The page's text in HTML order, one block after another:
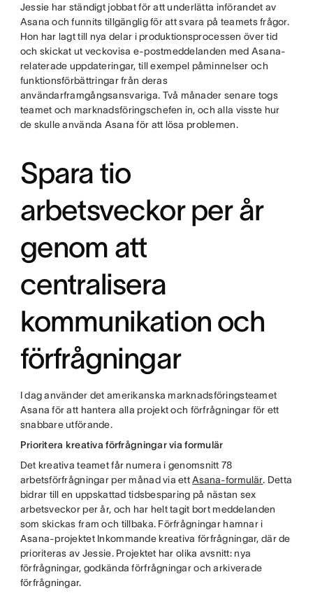
Jessie har ständigt jobbat för att underlätta införandet av
Asana och funnits tillgänglig för att svara på teamets frågor.
Hon har lagt till nya delar i produktionsprocessen över tid
och skickat ut veckovisa e-postmeddelanden med Asana-
relaterade uppdateringar, till exempel påminnelser och
funktionsförbättringar från deras
användarframgångsansvariga. Två månader senare togs
teamet och marknadsföringschefen in, och alla visste hur
de skulle använda Asana för att lösa problemen.
Spara tio
arbetsveckor per år
genom att
centralisera
kommunikation och
förfrågningar
I dag använder det amerikanska marknadsföringsteamet
Asana för att hantera alla projekt och förfrågningar för ett
snabbare utförande.
Prioritera kreativa förfrågningar via formulär
Det kreativa teamet får numera i genomsnitt 78
arbetsförfrågningar per månad via ettAsana-formulär. Detta
bidrar till en uppskattad tidsbesparing på nästan sex
arbetsveckor per år, och har helt tagit bort meddelanden
som skickas fram och tillbaka. Förfrågningar hamnar i
Asana-projektet Inkommande kreativa förfrågningar, där de
prioriteras av Jessie. Projektet har olika avsnitt: nya
förfrågningar, godkända förfrågningar och arkiverade
förfrågningar.